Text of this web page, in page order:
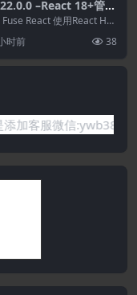
–React 18+管理
React 使用React Ho
的新功能...
时前 38
信:ywb386获取帮助！